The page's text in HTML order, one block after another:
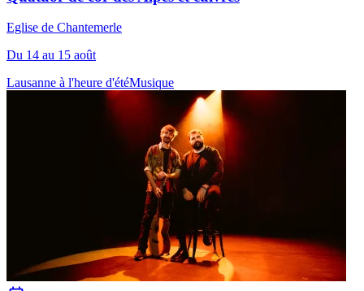
Eglise de Chantemerle
Du 14 au 15 août
Lausanne à l'heure d'étéMusique